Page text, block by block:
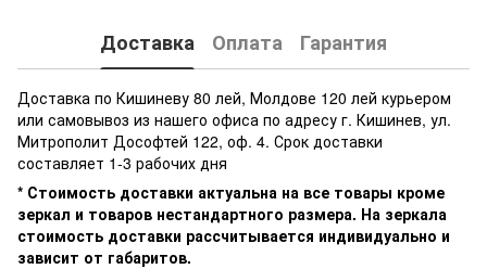
Доставка Оплата Гарантия
Доставка по Кишиневу 80 лей, Молдове 120 лей курьером
или самовывоз из нашего офиса по адресу г. Кишинев, ул.
Митрополит Дософтей 122, оф. 4. Срок доставки
составляет 1-3 рабочих дня
* Стоимость доставки актуальна на все товары кроме
зеркал и товаров нестандартного размера. На зеркала
стоимость доставки рассчитывается индивидуально и
зависит от габаритов.